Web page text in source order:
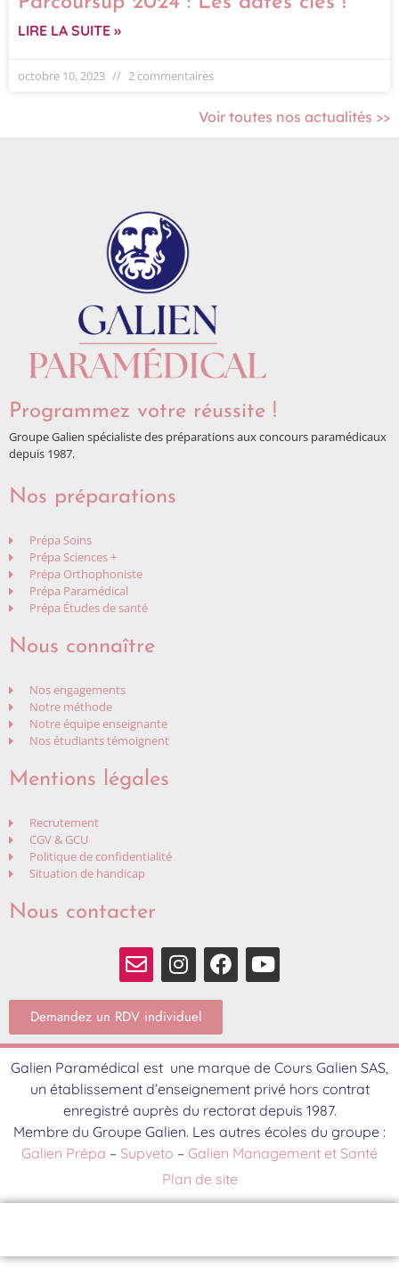
LIRE LA SUITE »
octobre 10, 2023 2 commentaires
Voir toutes nos actualités >>
Programmez votre réussite !
Groupe Galien spécialiste des préparations aux concours paramédicaux
depuis 1987.
Nos préparations
Prépa Soins
Prépa Sciences +
Prépa Orthophoniste
Prépa Paramédical
Prépa Études de santé
Nous connaître
Nos engagements
Notre méthode
Notre équipe enseignante
Nos étudiants témoignent
Mentions légales
Recrutement
CGV & GCU
Politique de confidentialité
Situation de handicap
Nous contacter
Demandez un RDV individuel
Galien Paramédical est une marque de Cours Galien SAS,
un établissement d’enseignement privé hors contrat
enregistré auprès du rectorat depuis 1987.
Membre du Groupe Galien. Les autres écoles du groupe :
Galien Prépa – Supveto – Galien Management et Santé
Plan de site